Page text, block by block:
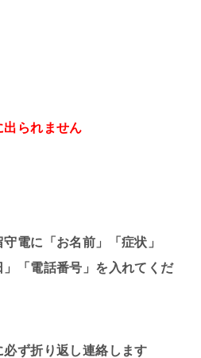
られません
電に「お名前」「症状」
」「電話番号」を入れてくだ
ず折り返し連絡します